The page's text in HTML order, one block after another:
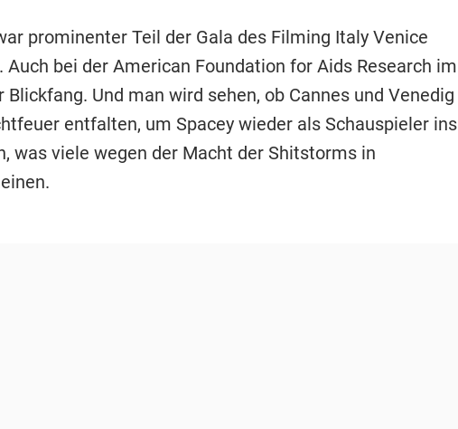
prominenter Teil der Gala des Filming Italy Venice
Auch bei der American Foundation for Aids Research im
Blickfang. Und man wird sehen, ob Cannes und Venedig
entfalten, um Spacey wieder als Schauspieler ins
was viele wegen der Macht der Shitstorms in